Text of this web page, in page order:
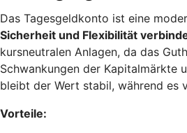
Das Tagesgeldkonto ist eine
Sicherheit und Flexibilität
kursneutralen Anlagen, da das
Schwankungen der Kapitalmärkte
bleibt der Wert stabil, während es
Vorteile: